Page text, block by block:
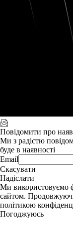
Повідомити про
Ми з радістю
буде в наявності
Email
Скасувати
Надіслати
Ми використовуємо
сайтом.
політикою
Погоджуюсь